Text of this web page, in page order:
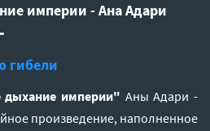
империи - Ана Адари
гибели
дыхание империи" Аны Адари -
произведение, наполненное